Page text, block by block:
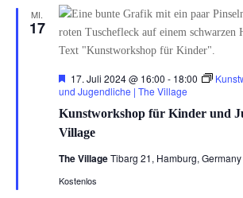
MI.
17
Kunstworkshop für Kinder und
Village
Hervorgehoben
17. Juli 2024 @ 16:00 - 18:00
und Jugendliche | The Village
The VillageTibarg 21, Hamburg, Germany
Kostenlos